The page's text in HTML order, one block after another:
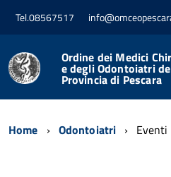
Tel.08567517
Ordine dei Medici
e degli Odontoiatri
Provincia di Pescara
Home Odontoiatri